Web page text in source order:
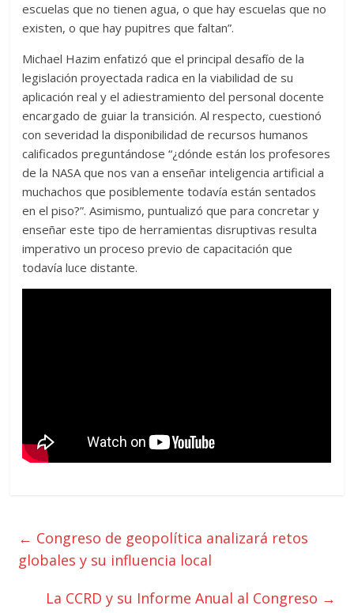
escuelas que no tienen agua, o que hay escuelas que no
existen, o que hay pupitres que faltan”.
Michael Hazim enfatizó que el principal desafío de la
legislación proyectada radica en la viabilidad de su
aplicación real y el adiestramiento del personal docente
encargado de guiar la transición. Al respecto, cuestionó
con severidad la disponibilidad de recursos humanos
calificados preguntándose “¿dónde están los profesores
de la NASA que nos van a enseñar inteligencia artificial a
muchachos que posiblemente todavía están sentados
en el piso?”. Asimismo, puntualizó que para concretar y
enseñar este tipo de herramientas disruptivas resulta
imperativo un proceso previo de capacitación que
todavía luce distante.
← Congreso de geopolítica analizará retos
globales y su influencia local
La CCRD y su Informe Anual al Congreso →